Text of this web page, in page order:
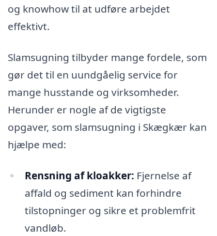
og knowhow til at udføre arbejdet
effektivt.
Slamsugning tilbyder mange fordele, som
gør det til en uundgåelig service for
mange husstande og virksomheder.
Herunder er nogle af de vigtigste
opgaver, som slamsugning i Skægkær kan
hjælpe med:
Rensning af kloakker: Fjernelse af
affald og sediment kan forhindre
tilstopninger og sikre et problemfrit
vandløb.